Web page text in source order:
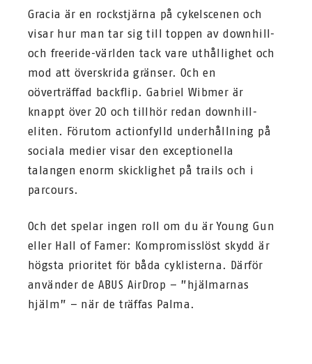
Gracia är en rockstjärna på cykelscenen och
visar hur man tar sig till toppen av downhill-
och freeride-världen tack vare uthållighet och
mod att överskrida gränser. Och en
oöverträffad backflip. Gabriel Wibmer är
knappt över 20 och tillhör redan downhill-
eliten. Förutom actionfylld underhållning på
sociala medier visar den exceptionella
talangen enorm skicklighet på trails och i
parcours.
Och det spelar ingen roll om du är Young Gun
eller Hall of Famer: Kompromisslöst skydd är
högsta prioritet för båda cyklisterna. Därför
använder de ABUS AirDrop – ”hjälmarnas
hjälm” – när de träffas Palma.